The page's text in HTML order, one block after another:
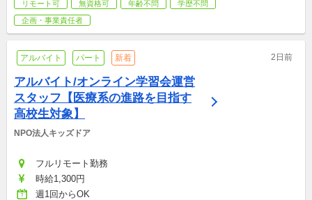
リモート可 無資格可 年齢不問
学歴不問
企画・事業責任者
アルバイト パート 新着 2日前
アルバイト/オンライン学習会運営
スタッフ【医療系の進路を目指す
高校生対象】
NPO法人キッズドア
フルリモート勤務
時給1,300円
週1回からOK